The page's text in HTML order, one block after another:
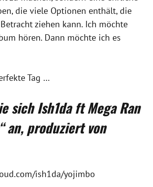
die viele Optionen enthält, die
ziehen kann. Ich möchte
hören. Dann möchte ich es
Tag …
sich Ish1da ft Mega Ran
an, produziert von
ish1da/yojimbo